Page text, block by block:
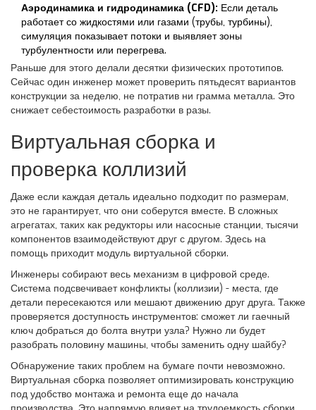
Аэродинамика и гидродинамика (CFD): Если деталь
работает со жидкостями или газами (трубы, турбины),
симуляция показывает потоки и выявляет зоны
турбулентности или перегрева.
Раньше для этого делали десятки физических прототипов.
Сейчас один инженер может проверить пятьдесят вариантов
конструкции за неделю, не потратив ни грамма металла. Это
снижает себестоимость разработки в разы.
Виртуальная сборка и
проверка коллизий
Даже если каждая деталь идеально подходит по размерам,
это не гарантирует, что они соберутся вместе. В сложных
агрегатах, таких как редукторы или насосные станции, тысячи
компонентов взаимодействуют друг с другом. Здесь на
помощь приходит модуль виртуальной сборки.
Инженеры собирают весь механизм в цифровой среде.
Система подсвечивает конфликты (коллизии) - места, где
детали пересекаются или мешают движению друг друга. Также
проверяется доступность инструментов: сможет ли гаечный
ключ добраться до болта внутри узла? Нужно ли будет
разобрать половину машины, чтобы заменить одну шайбу?
Обнаружение таких проблем на бумаге почти невозможно.
Виртуальная сборка позволяет оптимизировать конструкцию
под удобство монтажа и ремонта еще до начала